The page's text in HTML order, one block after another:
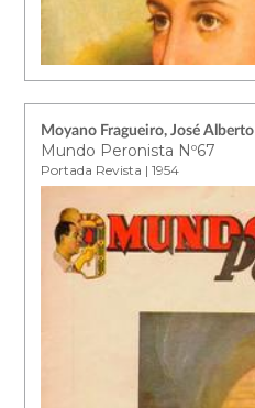
Moyano Fragueiro, José Alberto
Mundo Peronista Nº67
Portada Revista | 1954